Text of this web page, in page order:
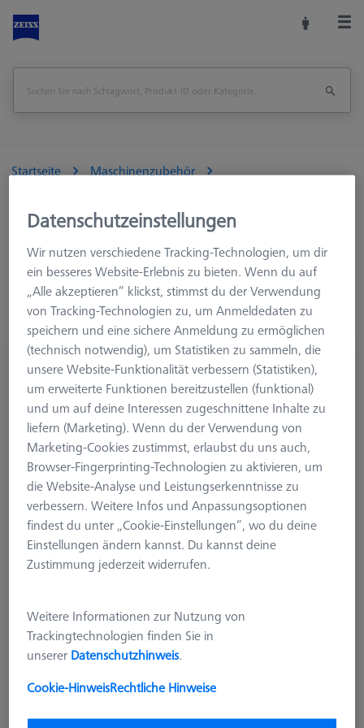
Startseite
Maschinenzubehör
Werkzeug
Kombischlüssel - AF16
626109-9610-079
Datenschutzeinstellungen
Wir nutzen verschiedene Tracking-Technologien, um dir
ein besseres Website-Erlebnis zu bieten. Wenn du auf
„Alle akzeptieren“ klickst, stimmst du der Verwendung
von Tracking-Technologien zu, um Anmeldedaten zu
speichern und eine sichere Anmeldung zu ermöglichen
(technisch notwendig), um Statistiken zu sammeln, die
unsere Website-Funktionalität verbessern (Statistiken),
um erweiterte Funktionen bereitzustellen (funktional)
und um auf deine Interessen zugeschnittene Inhalte zu
liefern (Marketing). Wenn du der Verwendung von
Marketing-Cookies zustimmst, erlaubst du uns auch,
Browser-Fingerprinting-Technologien zu aktivieren, um
die Website-Analyse und Leistungserkenntnisse zu
verbessern. Weitere Infos und Anpassungsoptionen
findest du unter „Cookie-Einstellungen“, wo du deine
Einstellungen ändern kannst. Du kannst deine
Zustimmung jederzeit widerrufen.
Weitere Informationen zur Nutzung von
Trackingtechnologien finden Sie in
unserer Datenschutzhinweis.
Cookie-HinweisRechtliche Hinweise